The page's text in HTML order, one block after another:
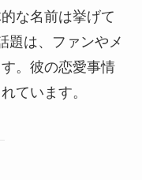
な名前は挙げて
題は、ファンやメ
。彼の恋愛事情
ています。